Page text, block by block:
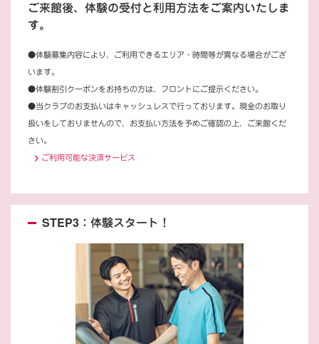
ご来館後、体験の受付と利用方法をご案内いたしま
す。
●体験募集内容により、ご利用できるエリア・時間等が異なる場合がござ
います。
●体験割引クーポンをお持ちの方は、フロントにご提示ください。
●当クラブのお支払いはキャッシュレスで行っております。現金のお取り
扱いをしておりませんので、お支払い方法を予めご確認の上、ご来館くだ
さい。
ご利用可能な決済サービス
STEP3：体験スタート！